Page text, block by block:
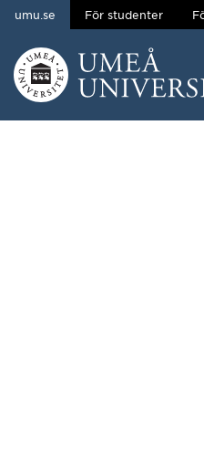
Hoppa direkt till
umu.se För studenter